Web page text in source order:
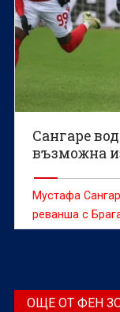
Сангаре
възможна
Мустафа
реванша с
ОЩЕ ОТ ФЕН